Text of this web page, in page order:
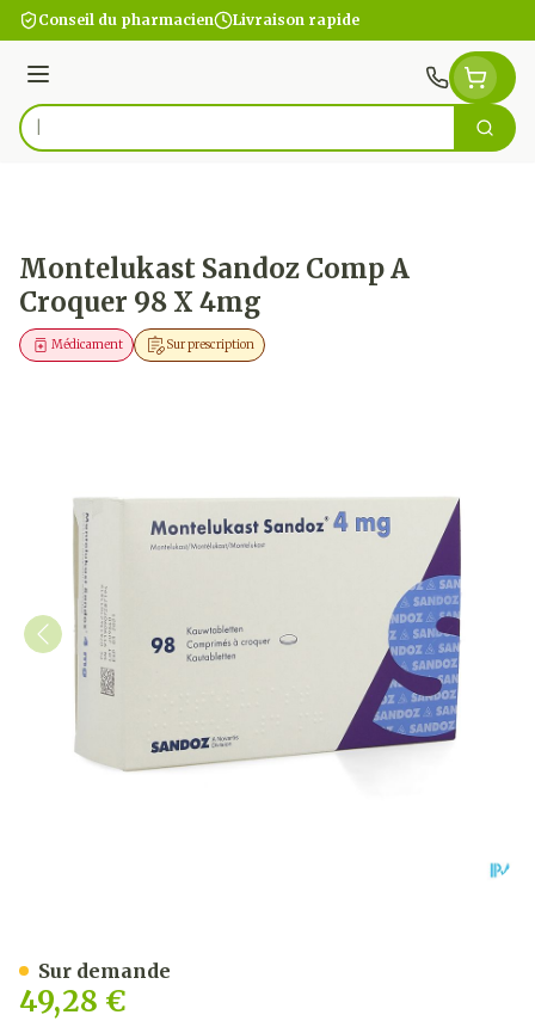
Aller au contenu
Conseil du pharmacien Livraison rapide
Menu
Rechercher
Montelukast Sandoz Comp A
Croquer 98 X 4mg
Sur prescription
Médicament
49,28 €
Sur demande